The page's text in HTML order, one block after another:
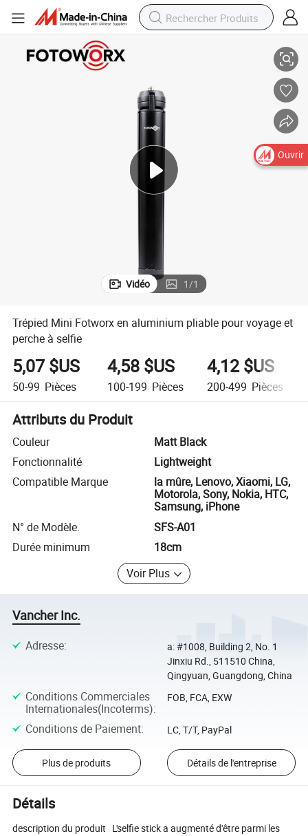
Trépied Mini Fotworx en aluminium pliable pour voyage et perche à selfie
Vidéo 1/1
Trépied Mini Fotworx en aluminium pliable pour voyage et
perche à selfie
5,07 $US
50-99 Pièces
4,58 $US
100-199 Pièces
4,12 $US
200-499 Pièces
Attributs du Produit
Couleur
Matt Black
Fonctionnalité
Lightweight
Compatible Marque
la mûre, Lenovo, Xiaomi, LG,
Motorola, Sony, Nokia, HTC,
Samsung, iPhone
N° de Modèle.
SFS-A01
Durée minimum
18cm
Voir Plus
Vancher Inc.
Adresse:
a: #1008, Building 2, No. 1
Jinxiu Rd., 511510 China,
Qingyuan, Guangdong, China
Conditions Commerciales
Internationales(Incoterms):
FOB, FCA, EXW
Conditions de Paiement: LC, T/T, PayPal
Plus de produits Détails de l'entreprise
Détails
description du produit L'selfie stick a augmenté d'être parmi les
Ouvrir